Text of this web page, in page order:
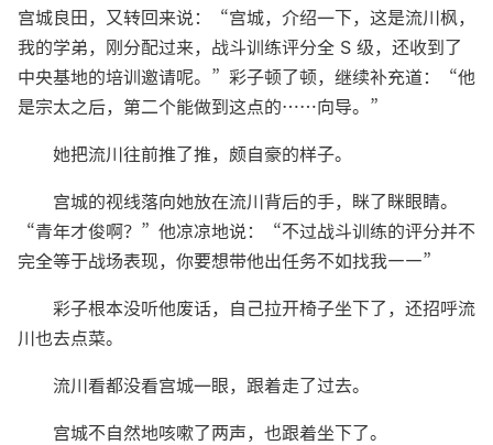
宫城良田，又转回来说：“宫城，介绍一下，这是流川枫，
我的学弟，刚分配过来，战斗训练评分全 S 级，还收到了
中央基地的培训邀请呢。”彩子顿了顿，继续补充道：“他
是宗太之后，第二个能做到这点的……向导。”
她把流川往前推了推，颇自豪的样子。
宫城的视线落向她放在流川背后的手，眯了眯眼睛。
“青年才俊啊？”他凉凉地说：“不过战斗训练的评分并不
完全等于战场表现，你要想带他出任务不如找我——”
彩子根本没听他废话，自己拉开椅子坐下了，还招呼流
川也去点菜。
流川看都没看宫城一眼，跟着走了过去。
宫城不自然地咳嗽了两声，也跟着坐下了。